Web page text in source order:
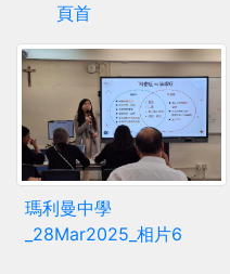
頁首
瑪利曼中學
_28Mar2025_相片6